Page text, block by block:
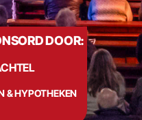
DOOR:
& HYPOTHEKEN